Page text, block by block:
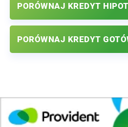
PORÓWNAJ KREDYT
PORÓWNAJ KREDYT